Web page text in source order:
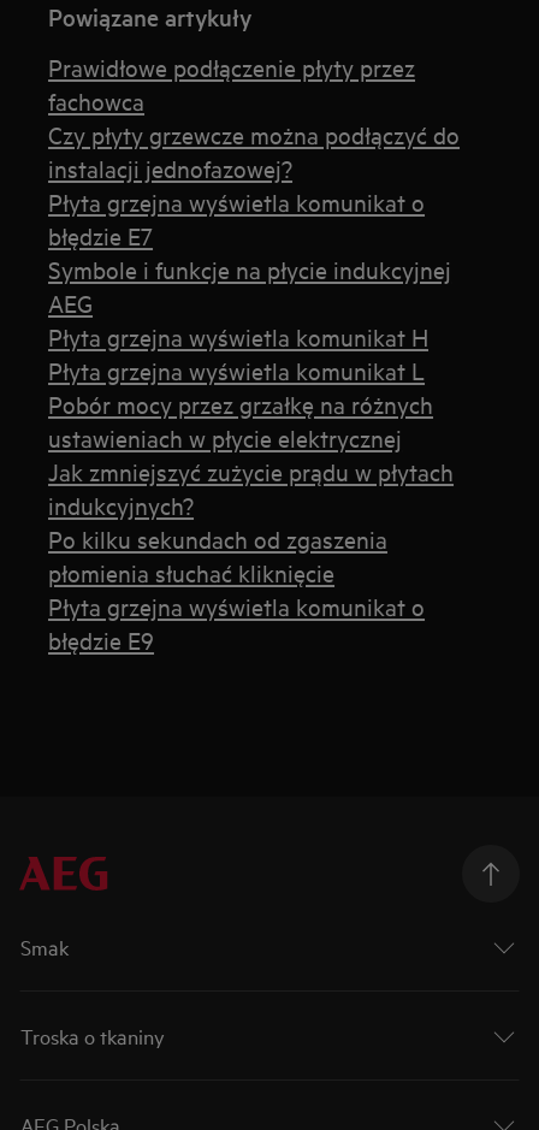
Powiązane artykuły
Prawidłowe podłączenie płyty przez
fachowca
Czy płyty grzewcze można podłączyć do
instalacji jednofazowej?
Płyta grzejna wyświetla komunikat o
błędzie E7
Symbole i funkcje na płycie indukcyjnej
AEG
Płyta grzejna wyświetla komunikat H
Płyta grzejna wyświetla komunikat L
Pobór mocy przez grzałkę na różnych
ustawieniach w płycie elektrycznej
Jak zmniejszyć zużycie prądu w płytach
indukcyjnych?
Po kilku sekundach od zgaszenia
płomienia słuchać kliknięcie
Płyta grzejna wyświetla komunikat o
błędzie E9
Smak
Troska o tkaniny